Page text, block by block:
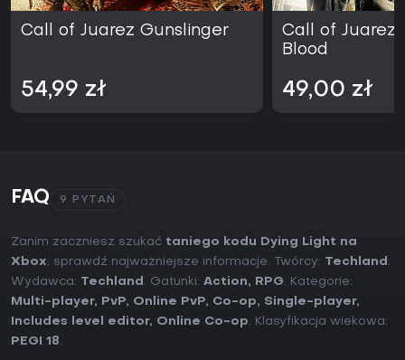
Call of Juarez Gunslinger
54,99 zł
Call of Juarez:
Blood
49,00 zł
FAQ 9 PYTAŃ
Zanim zaczniesz szukać taniego kodu Dying Light na
Xbox, sprawdź najważniejsze informacje. Twórcy: Techland .
Wydawca: Techland . Gatunki: Action, RPG. Kategorie:
Multi-player, PvP, Online PvP, Co-op, Single-player,
Includes level editor, Online Co-op. Klasyfikacja wiekowa:
PEGI 18.